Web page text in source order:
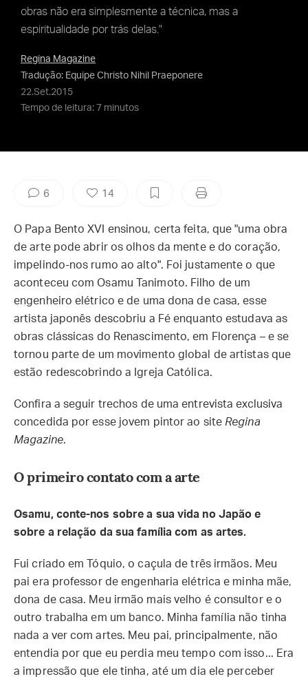
obras não era simplesmente a técnica, mas a
espiritualidade por trás delas."
Regina Magazine
Tradução: Equipe Christo Nihil Praeponere
22.Set.2015
Tempo de leitura: 7 minutos
6 14
O Papa Bento XVI ensinou, certa feita, que "uma obra
de arte pode abrir os olhos da mente e do coração,
impelindo-nos rumo ao alto". Foi justamente o que
aconteceu com Osamu Tanimoto. Filho de um
engenheiro elétrico e de uma dona de casa, esse
artista japonês descobriu a Fé enquanto estudava as
obras clássicas do Renascimento, em Florença – e se
tornou parte de um movimento global de artistas que
estão redescobrindo a Igreja Católica.
Confira a seguir trechos de uma entrevista exclusiva
concedida por esse jovem pintor ao site Regina
Magazine.
O primeiro contato com a arte
Osamu, conte-nos sobre a sua vida no Japão e
sobre a relação da sua família com as artes.
Fui criado em Tóquio, o caçula de três irmãos. Meu
pai era professor de engenharia elétrica e minha mãe,
dona de casa. Meu irmão mais velho é consultor e o
outro trabalha em um banco. Minha família não tinha
nada a ver com artes. Meu pai, principalmente, não
entendia por que eu perdia meu tempo com isso... Era
a impressão que ele tinha, até um dia ele perceber